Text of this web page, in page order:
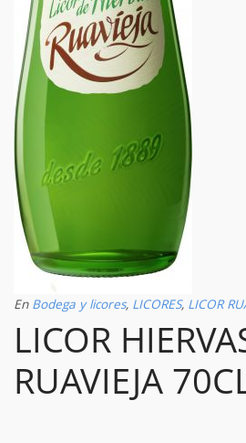
En Bodega y licores, LICORES, LICOR
LICOR
RUAVIEJA